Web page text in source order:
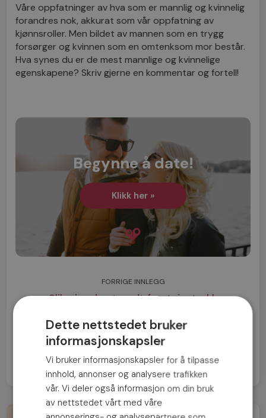
Våre oppfatninger av hva som er mannlig og kvinnelig
forandres nok, akkurat som vår oppfatning av
kjønnsroller. Men bildet av mannen som en trygg
forsørger og kvinnen som en omtenksom mor består.
Hva synes du er de mest mannlige og kvinnelige
egenskapene? Skriv gjerne en kommentar og fortell!
Begynne å date!
Klikk her »
FORRIGE INNLEGG
Slik gjør du et godt førsteinntrykk
NESTE INNLEGG
Profilbilde viktig på datingsider
Dette nettstedet bruker
informasjonskapsler
Vi bruker informasjonskapsler for å tilpasse
innhold, annonser og analysere trafikken
vår. Vi deler også informasjon om din bruk
av nettstedet vårt med våre